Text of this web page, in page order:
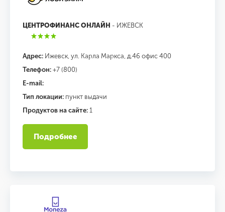
ЦЕНТРОФИНАНС ОНЛАЙН - ИЖЕВСК
Адрес: Ижевск, ул. Карла Маркса, д.46 офис 400
Телефон: +7 (800)
E-mail:
Тип локации: пункт выдачи
Продуктов на сайте: 1
Подробнее